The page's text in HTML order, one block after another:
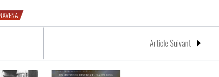
Article Suivant